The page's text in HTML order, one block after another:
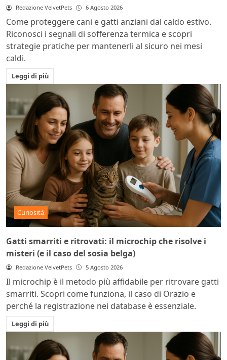
Redazione VelvetPets 6 Agosto 2026
Come proteggere cani e gatti anziani dal caldo estivo.
Riconosci i segnali di sofferenza termica e scopri
strategie pratiche per mantenerli al sicuro nei mesi
caldi.
Leggi di più
Curiosità
Gatti smarriti e ritrovati: il microchip che risolve i
misteri (e il caso del sosia belga)
Redazione VelvetPets 5 Agosto 2026
Il microchip è il metodo più affidabile per ritrovare gatti
smarriti. Scopri come funziona, il caso di Orazio e
perché la registrazione nei database è essenziale.
Leggi di più